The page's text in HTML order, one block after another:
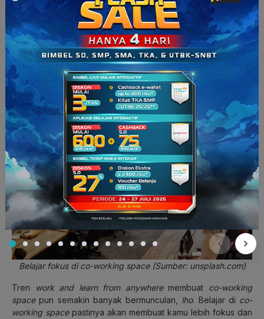
semakin digandrungi anak muda untuk belajar. Sejuk, tidak
terlalu ramai, dan bisa memesan kopi dan cemilan jadi satu
kenikmatan tersendiri. Dengan naiknya tren ini, semakin
banyak pula kedai kopi yang menawarkan kenyamanan
belajar atau sekedar berkumpul dengan teman, tentunya
dengan harga terjangkau.
6.Co-Working Space
Belajar fokus di co-working space (Sumber: unsplash.com)
Tren work and learn from anywhere membuat co-working
spacepun semakin banyak bermunculan, lho. Belajar di co-
working spacepastinya akan membuat kamu lebih fokus dan